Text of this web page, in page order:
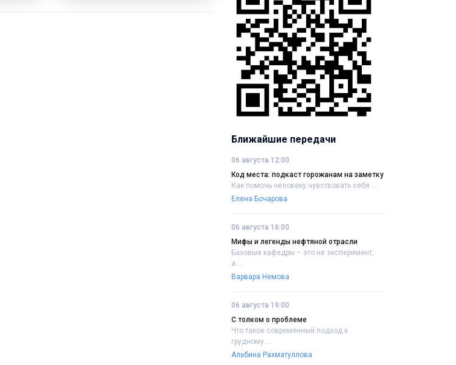
Ближайшие передачи
06 августа 12:00
Код места: подкаст горожанам на заметку
Как помочь человеку чувствовать себя....
Елена Бочарова
06 августа 16:00
Мифы и легенды нефтяной отрасли
Базовые кафедры – это не эксперимент,
а....
Варвара Немова
06 августа 19:00
С толком о проблеме
Что такое современный подход к
грудному....
Альбина Рахматуллова